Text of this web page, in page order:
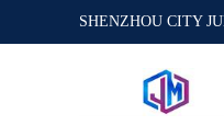
SHENZHOU CITY